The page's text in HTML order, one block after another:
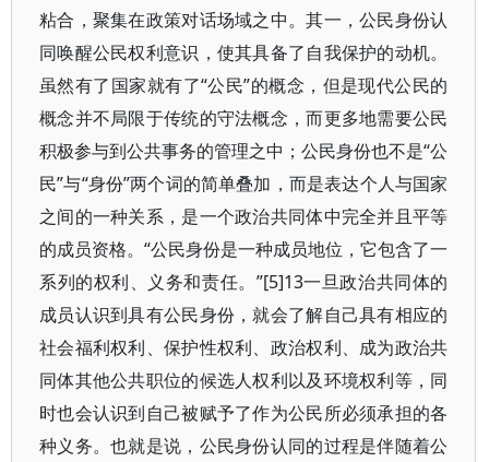
粘合，聚集在政策对话场域之中。其一，公民身份认
同唤醒公民权利意识，使其具备了自我保护的动机。
虽然有了国家就有了“公民”的概念，但是现代公民的
概念并不局限于传统的守法概念，而更多地需要公民
积极参与到公共事务的管理之中；公民身份也不是“公
民”与“身份”两个词的简单叠加，而是表达个人与国家
之间的一种关系，是一个政治共同体中完全并且平等
的成员资格。“公民身份是一种成员地位，它包含了一
系列的权利、义务和责任。”[5]13一旦政治共同体的
成员认识到具有公民身份，就会了解自己具有相应的
社会福利权利、保护性权利、政治权利、成为政治共
同体其他公共职位的候选人权利以及环境权利等，同
时也会认识到自己被赋予了作为公民所必须承担的各
种义务。也就是说，公民身份认同的过程是伴随着公